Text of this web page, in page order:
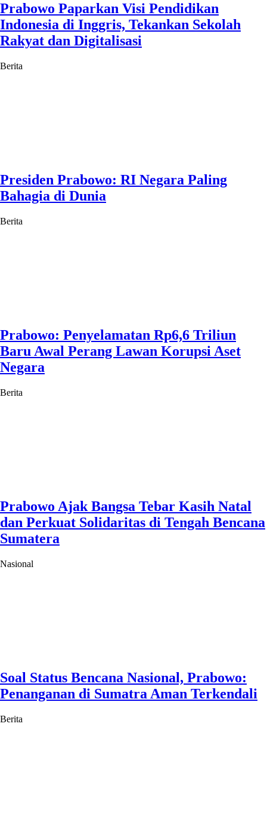
Prabowo Paparkan Visi Pendidikan
Indonesia di Inggris, Tekankan Sekolah
Rakyat dan Digitalisasi
Berita
Presiden Prabowo: RI Negara Paling
Bahagia di Dunia
Berita
Prabowo: Penyelamatan Rp6,6 Triliun
Baru Awal Perang Lawan Korupsi Aset
Negara
Berita
Prabowo Ajak Bangsa Tebar Kasih Natal
dan Perkuat Solidaritas di Tengah Bencana
Sumatera
Nasional
Soal Status Bencana Nasional, Prabowo:
Penanganan di Sumatra Aman Terkendali
Berita